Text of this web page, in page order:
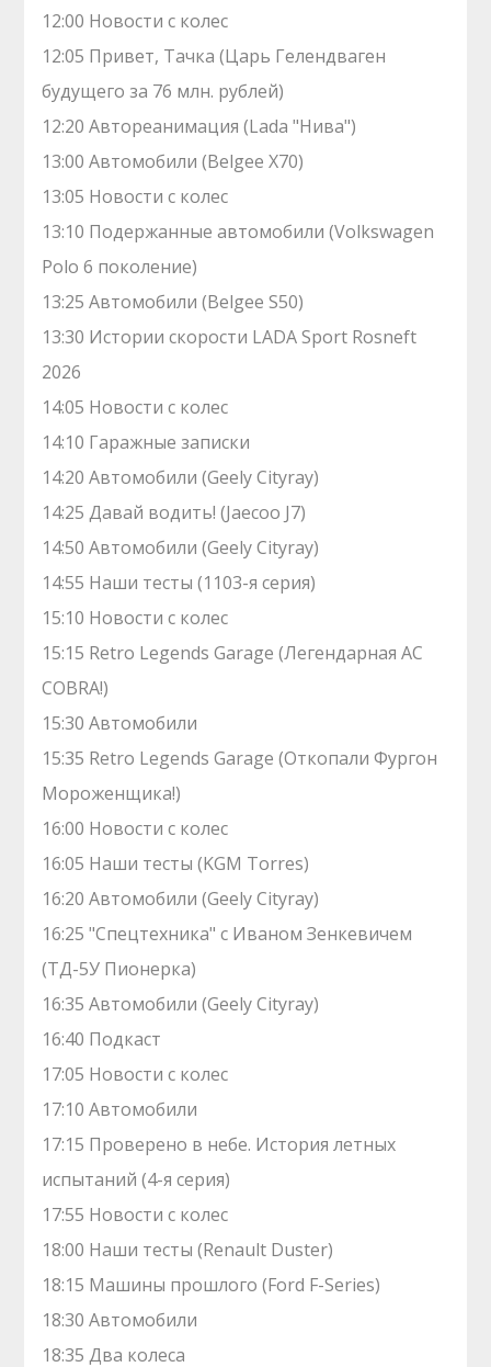
12:00 Новости с колес
12:05 Привет, Тачка (Царь Гелендваген
будущего за 76 млн. рублей)
12:20 Автореанимация (Lada "‎Нива")
13:00 Автомобили (Belgee X70)
13:05 Новости с колес
13:10 Подержанные автомобили (Volkswagen
Polo 6 поколение)
13:25 Автомобили (Belgee S50)
13:30 Истории скорости LADA Sport Rosneft
2026
14:05 Новости с колес
14:10 Гаражные записки
14:20 Автомобили (Geely Cityray)
14:25 Давай водить! (Jaecoo J7)
14:50 Автомобили (Geely Cityray)
14:55 Наши тесты (1103-я серия)
15:10 Новости с колес
15:15 Retro Legends Garage (Легендарная AC
COBRA!)
15:30 Автомобили
15:35 Retro Legends Garage (Откопали Фургон
Мороженщика!)
16:00 Новости с колес
16:05 Наши тесты (KGM Torres)
16:20 Автомобили (Geely Cityray)
16:25 "Спецтехника" с Иваном Зенкевичем
(ТД-5У Пионерка)
16:35 Автомобили (Geely Cityray)
16:40 Подкаст
17:05 Новости с колес
17:10 Автомобили
17:15 Проверено в небе. История летных
испытаний (4-я серия)
17:55 Новости с колес
18:00 Наши тесты (Renault Duster)
18:15 Машины прошлого (Ford F-Series)
18:30 Автомобили
18:35 Два колеса